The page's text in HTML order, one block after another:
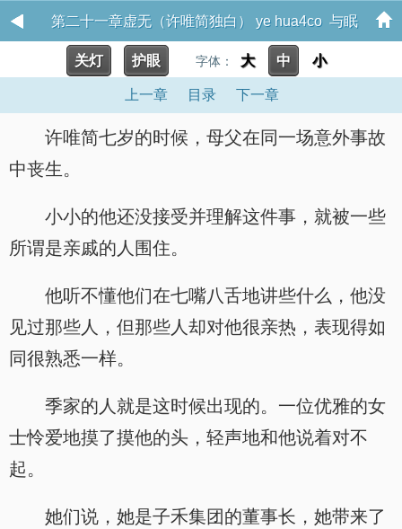
第二十一章虚无（许唯简独白） ye hua4co 与眠
关灯 护眼 字体： 大 中 小
上一章 目录 下一章
许唯简七岁的时候，母父在同一场意外事故
中丧生。
小小的他还没接受并理解这件事，就被一些
所谓是亲戚的人围住。
他听不懂他们在七嘴八舌地讲些什么，他没
见过那些人，但那些人却对他很亲热，表现得如
同很熟悉一样。
季家的人就是这时候出现的。一位优雅的女
士怜爱地摸了摸他的头，轻声地和他说着对不
起。
她们说，她是子禾集团的董事长，她带来了